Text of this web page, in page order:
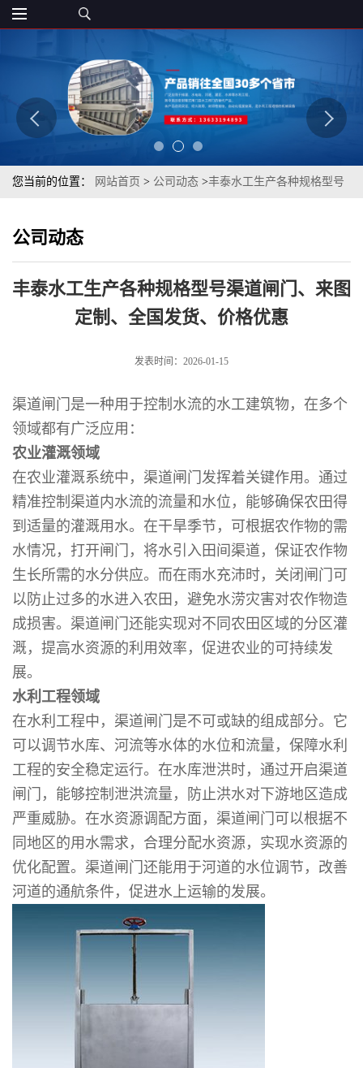
您当前的位置： 网站首页 > 公司动态 >丰泰水工生产各种规格型号
公司动态
丰泰水工生产各种规格型号渠道闸门、来图
定制、全国发货、价格优惠
发表时间：2026-01-15
渠道闸门是一种用于控制水流的水工建筑物，在多个
领域都有广泛应用：
农业灌溉领域
在农业灌溉系统中，渠道闸门发挥着关键作用。通过
精准控制渠道内水流的流量和水位，能够确保农田得
到适量的灌溉用水。在干旱季节，可根据农作物的需
水情况，打开闸门，将水引入田间渠道，保证农作物
生长所需的水分供应。而在雨水充沛时，关闭闸门可
以防止过多的水进入农田，避免水涝灾害对农作物造
成损害。渠道闸门还能实现对不同农田区域的分区灌
溉，提高水资源的利用效率，促进农业的可持续发
展。
水利工程领域
在水利工程中，渠道闸门是不可或缺的组成部分。它
可以调节水库、河流等水体的水位和流量，保障水利
工程的安全稳定运行。在水库泄洪时，通过开启渠道
闸门，能够控制泄洪流量，防止洪水对下游地区造成
严重威胁。在水资源调配方面，渠道闸门可以根据不
同地区的用水需求，合理分配水资源，实现水资源的
优化配置。渠道闸门还能用于河道的水位调节，改善
河道的通航条件，促进水上运输的发展。